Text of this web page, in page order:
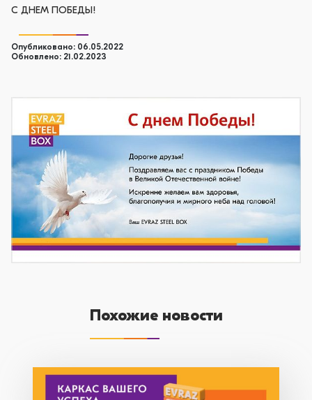
С ДНЕМ ПОБЕДЫ!
Опубликовано: 06.05.2022
Обновлено: 21.02.2023
Похожие новости